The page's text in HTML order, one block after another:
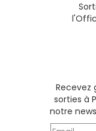
Recevez
sorties à
notre